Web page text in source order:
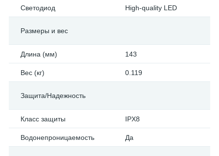
Светодиод High-quality LED
Размеры и вес
Длина (мм) 143
Вес (кг) 0.119
Защита/Надежность
Класс защиты IPX8
Водонепроницаемость Да